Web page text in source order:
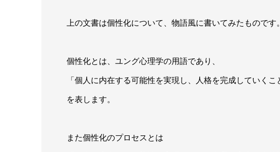
上の文書は個性化について、物語風に書いてみたものです。
個性化とは、ユング心理学の用語であり、
「個人に内在する可能性を実現し、人格を完成していくこ
を表します。
また個性化のプロセスとは